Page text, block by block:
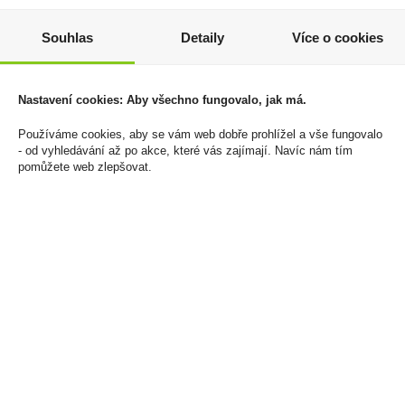
semisweet rosé 0,75l
65 Kč
Skladem:100 - 500 ks
Salt 250g Kalahárská
Cena za:
Souhlas Detaily Více o cookies
Nastavení cookies: Aby všechno fungovalo, jak má.
Používáme cookies, aby se vám web dobře prohlížel a vše fungovalo
- od vyhledávání až po akce, které vás zajímají. Navíc nám tím
pomůžete web zlepšovat.